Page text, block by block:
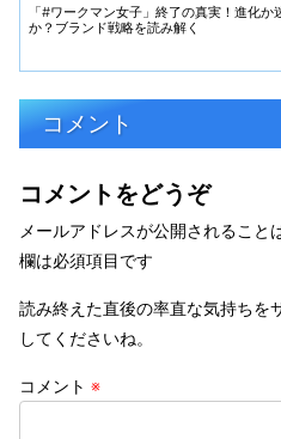
「#ワークマン女子」終了の真実！進化か
か？ブランド戦略を読み解く
コメント
コメントをどうぞ
メールアドレスが公開されること
欄は必須項目です
読み終えた直後の率直な気持ちを
してくださいね。
コメント ※